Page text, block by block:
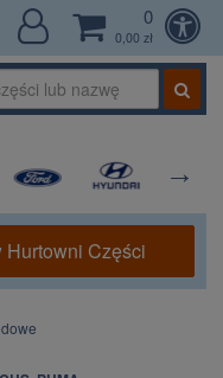
0
0,00 zł
Części